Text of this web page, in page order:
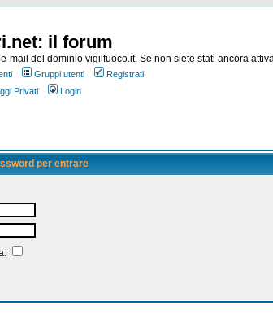
il forum
mail del dominio vigilfuoco.it. Se non siete stati ancora
Gruppi utenti
Registrati
Privati Login
per entrare